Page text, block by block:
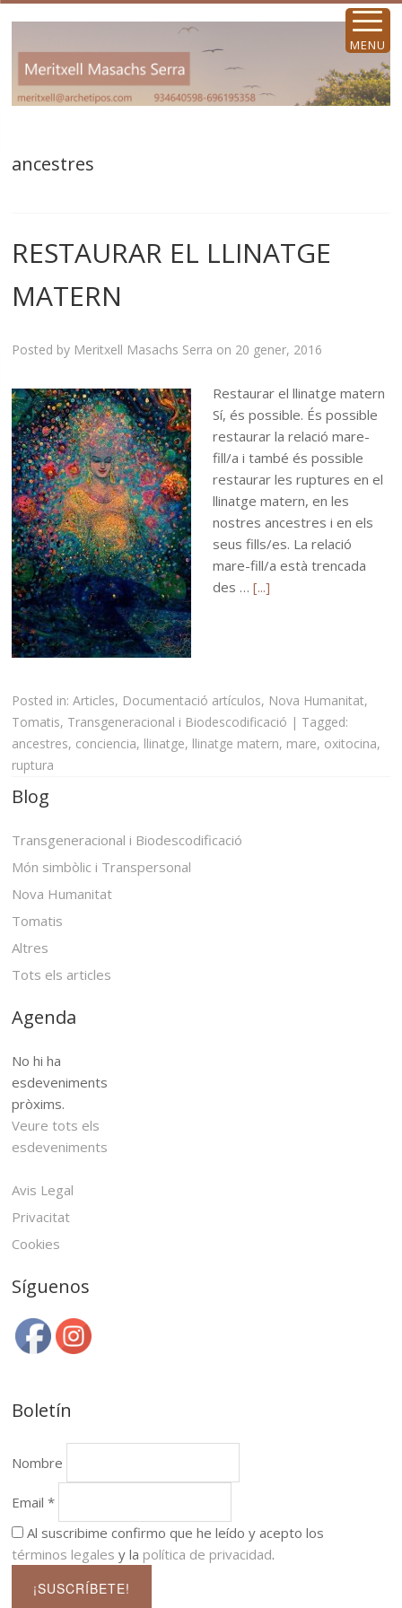
ancestres
RESTAURAR EL LLINATGE
MATERN
Posted by Meritxell Masachs Serra on 20 gener, 2016
Restaurar el llinatge matern
Sí, és possible. És possible
restaurar la relació mare-
fill/a i també és possible
restaurar les ruptures en el
llinatge matern, en les
nostres ancestres i en els
seus fills/es. La relació
mare-fill/a està trencada
des …[...]
Posted in:Articles, Documentació artículos, Nova Humanitat,
Tomatis, Transgeneracional i Biodescodificació | Tagged:
ancestres, conciencia, llinatge, llinatge matern, mare, oxitocina,
ruptura
Blog
Transgeneracional i Biodescodificació
Món simbòlic i Transpersonal
Nova Humanitat
Tomatis
Altres
Tots els articles
Agenda
No hi ha
esdeveniments
pròxims.
Veure tots els
esdeveniments
Avis Legal
Privacitat
Cookies
Síguenos
Boletín
Nombre
Email *
Al suscribime confirmo que he leído y acepto los
términos legales y la política de privacidad.
MENU